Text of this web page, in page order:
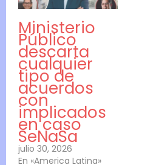
Ministerio
Público
descarta
cualquier
tipo de
acuerdos
con
implicados
en caso
SeNaSa
julio 30, 2026
En «America Latina»